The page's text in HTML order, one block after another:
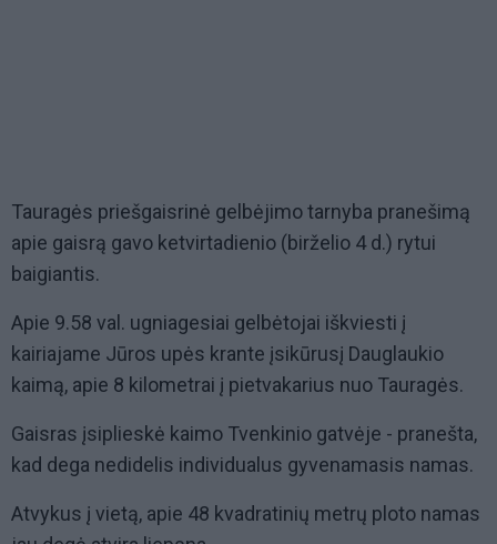
Tauragės priešgaisrinė gelbėjimo tarnyba pranešimą
apie gaisrą gavo ketvirtadienio (birželio 4 d.) rytui
baigiantis.
Apie 9.58 val. ugniagesiai gelbėtojai iškviesti į
kairiajame Jūros upės krante įsikūrusį Dauglaukio
kaimą, apie 8 kilometrai į pietvakarius nuo Tauragės.
Gaisras įsiplieskė kaimo Tvenkinio gatvėje - pranešta,
kad dega nedidelis individualus gyvenamasis namas.
Atvykus į vietą, apie 48 kvadratinių metrų ploto namas